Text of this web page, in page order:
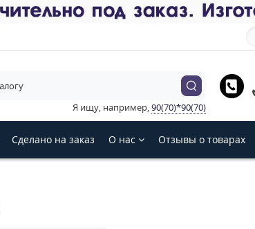
Я ищу, например,90(70)*90(70)
Сделано на заказ О нас Отзывы о товарах